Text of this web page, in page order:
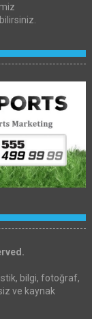
bilgi, fotoğraf,
ve kaynak